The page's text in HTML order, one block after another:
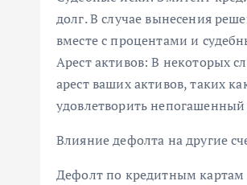
долг. В случае вынесения
вместе с процентами и
Арест активов: В некоторых
арест ваших активов, таких
удовлетворить непогашенный
Влияние дефолта на другие
Дефолт по кредитным картам